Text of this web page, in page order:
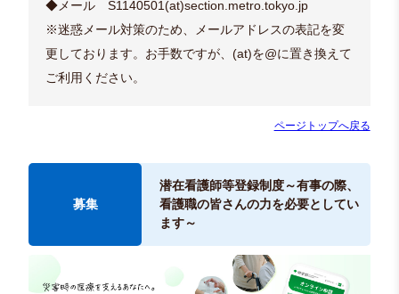
◆メール S1140501(at)section.metro.tokyo.jp
※迷惑メール対策のため、メールアドレスの表記を変
更しております。お手数ですが、(at)を@に置き換えて
ご利用ください。
ページトップへ戻る
募集
潜在看護師等登録制度～有事の際、
看護職の皆さんの力を必要としてい
ます～